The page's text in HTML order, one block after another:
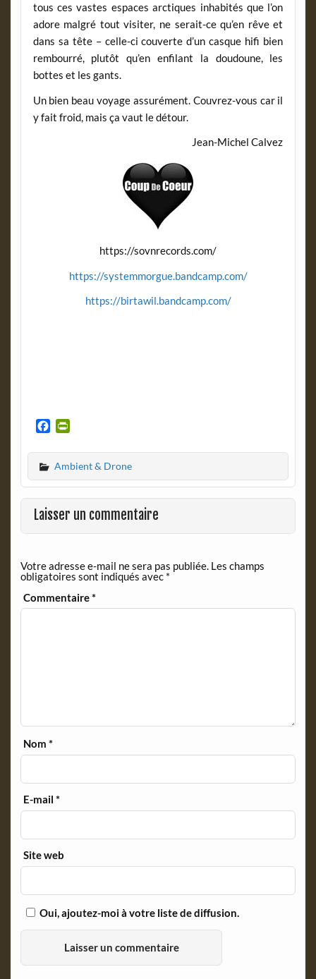
tous ces vastes espaces arctiques inhabités que l’on
adore malgré tout visiter, ne serait-ce qu’en rêve et
dans sa tête – celle-ci couverte d’un casque hifi bien
rembourré, plutôt qu’en enfilant la doudoune, les
bottes et les gants.
Un bien beau voyage assurément. Couvrez-vous car il
y fait froid, mais ça vaut le détour.
Jean-Michel Calvez
https://sovnrecords.com/
https://systemmorgue.bandcamp.com/
https://birtawil.bandcamp.com/
c
e
b
o
o
k
i
n
t
F
r
e
d
l
y
Ambient & Drone
Laisser un commentaire
Votre adresse e-mail ne sera pas publiée. Les champs
obligatoires sont indiqués avec *
Commentaire*
Nom*
E-mail*
Site web
Oui, ajoutez-moi à votre liste de diffusion.